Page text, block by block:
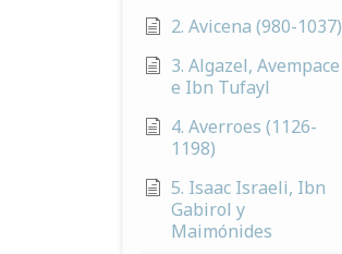
2. Avicena (980-1037)
3. Algazel, Avempace
e Ibn Tufayl
4. Averroes (1126-
1198)
5. Isaac Israeli, Ibn
Gabirol y
Maimónides